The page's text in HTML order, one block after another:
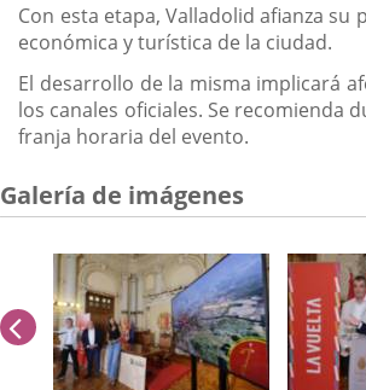
Con esta etapa, Valladolid afianza
económica y turística de la ciudad.
El desarrollo de la misma implicará
los canales oficiales. Se recomienda
franja horaria del evento.
Galería de imágenes
anterior